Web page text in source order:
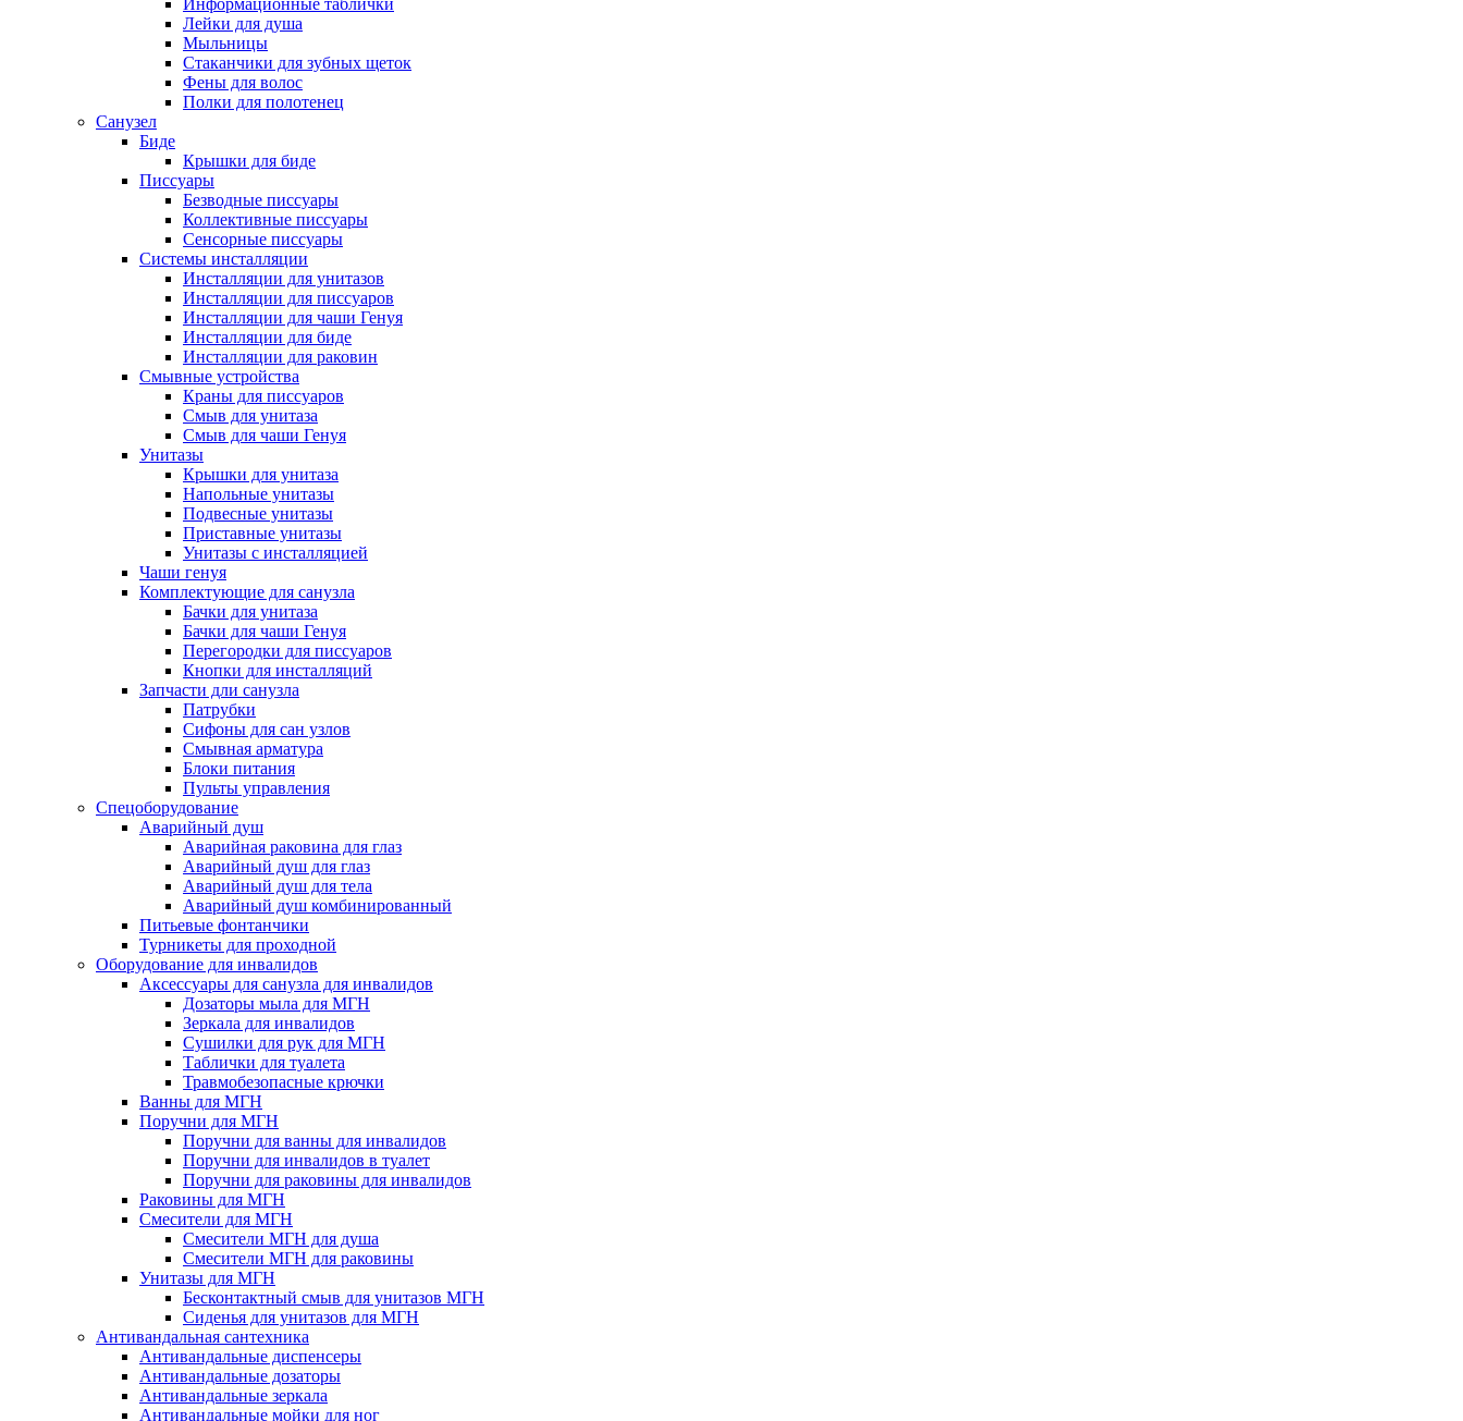
Информационные таблички
Лейки для душа
Мыльницы
Стаканчики для зубных щеток
Фены для волос
Полки для полотенец
Санузел
Биде
Крышки для биде
Писсуары
Безводные писсуары
Коллективные писсуары
Сенсорные писсуары
Системы инсталляции
Инсталляции для унитазов
Инсталляции для писсуаров
Инсталляции для чаши Генуя
Инсталляции для биде
Инсталляции для раковин
Смывные устройства
Краны для писсуаров
Смыв для унитаза
Смыв для чаши Генуя
Унитазы
Крышки для унитаза
Напольные унитазы
Подвесные унитазы
Приставные унитазы
Унитазы с инсталляцией
Чаши генуя
Комплектующие для санузла
Бачки для унитаза
Бачки для чаши Генуя
Перегородки для писсуаров
Кнопки для инсталляций
Запчасти дли санузла
Патрубки
Сифоны для сан узлов
Смывная арматура
Блоки питания
Пульты управления
Спецоборудование
Аварийный душ
Аварийная раковина для глаз
Аварийный душ для глаз
Аварийный душ для тела
Аварийный душ комбинированный
Питьевые фонтанчики
Турникеты для проходной
Оборудование для инвалидов
Аксессуары для санузла для инвалидов
Дозаторы мыла для МГН
Зеркала для инвалидов
Сушилки для рук для МГН
Таблички для туалета
Травмобезопасные крючки
Ванны для МГН
Поручни для МГН
Поручни для ванны для инвалидов
Поручни для инвалидов в туалет
Поручни для раковины для инвалидов
Раковины для МГН
Смесители для МГН
Смесители МГН для душа
Смесители МГН для раковины
Унитазы для МГН
Бесконтактный смыв для унитазов МГН
Сиденья для унитазов для МГН
Антивандальная сантехника
Антивандальные диспенсеры
Антивандальные дозаторы
Антивандальные зеркала
Антивандальные мойки для ног